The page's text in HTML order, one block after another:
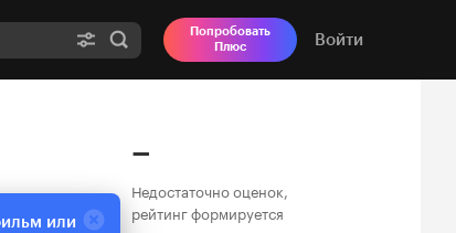
Попробовать
Плюс
Войти
–
Недостаточно оценок,
рейтинг формируется
или